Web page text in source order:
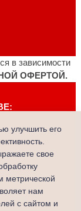
улучшить его
свое
метрической
нам
с сайтом и
в зависимости
ОФЕРТОЙ.
дом